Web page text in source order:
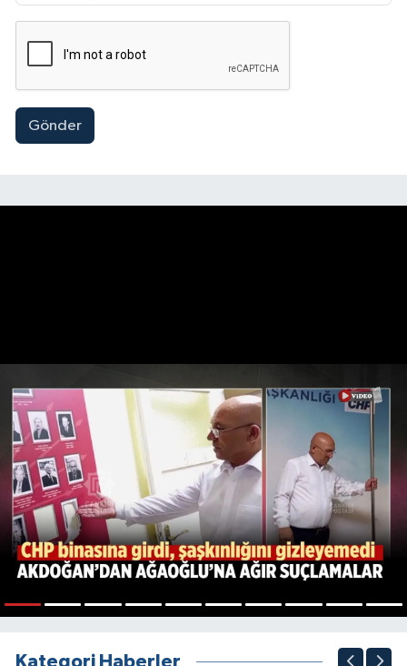
Gönder